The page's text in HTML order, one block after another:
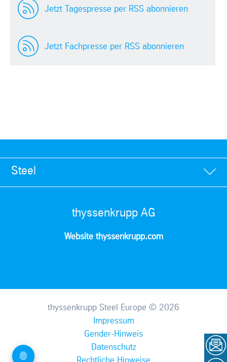
Jetzt Tagespresse per RSS abonnieren
Jetzt Fachpresse per RSS abonnieren
Steel
thyssenkrupp AG
Website thyssenkrupp.com
thyssenkrupp Steel Europe © 2026
Impressum
Gender-Hinweis
Datenschutz
Rechtliche Hinweise